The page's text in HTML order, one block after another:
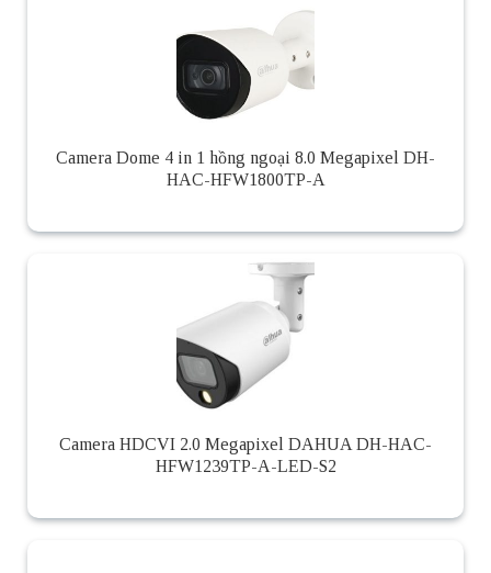
Camera Dome 4 in 1 hồng ngoại 8.0 Megapixel DH-
HAC-HFW1800TP-A
Camera HDCVI 2.0 Megapixel DAHUA DH-HAC-
HFW1239TP-A-LED-S2